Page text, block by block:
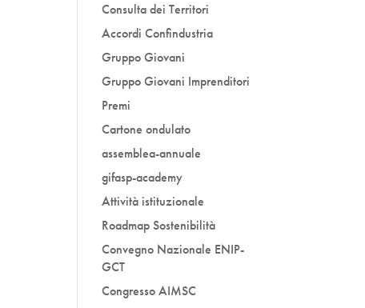
Consulta dei Territori
Accordi Confindustria
Gruppo Giovani
Gruppo Giovani Imprenditori
Premi
Cartone ondulato
assemblea-annuale
gifasp-academy
Attività istituzionale
Roadmap Sostenibilità
Convegno Nazionale ENIP-
GCT
Congresso AIMSC